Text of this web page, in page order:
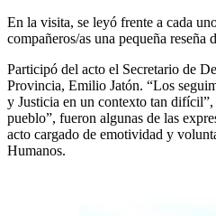
En la visita, se leyó frente a cada
compañeros/as una pequeña reseña
Participó del acto el Secretario de
Provincia, Emilio Jatón. “Los
y Justicia en un contexto tan
pueblo”, fueron algunas de las
acto cargado de emotividad y
Humanos.